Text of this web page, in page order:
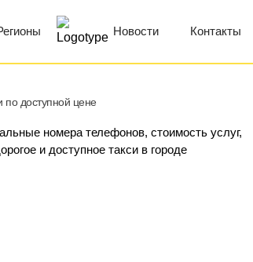
Новости Контакты
по доступной цене
номера телефонов, стоимость услуг,
и доступное такси в городе